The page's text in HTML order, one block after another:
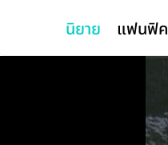
นิยาย แฟนฟิค